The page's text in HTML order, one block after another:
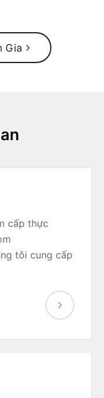
Gia
cấp thực
tôi cung cấp